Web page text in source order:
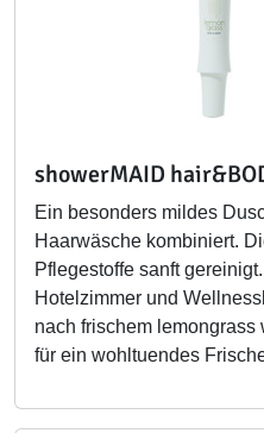
showerMAID
Ein besonders mildes
Haarwäsche kombiniert.
Pflegestoffe sanft
Hotelzimmer und
nach frischem
für ein wohltuendes